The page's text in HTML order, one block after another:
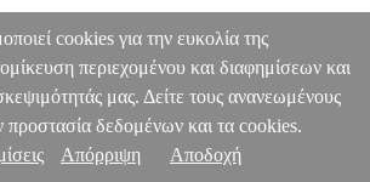
cookies για την ευκολία της
περιεχομένου και διαφημίσεων και
μας. Δείτε τους ανανεωμένους
προστασία δεδομένων και τα cookies.
Απόρριψη Αποδοχή